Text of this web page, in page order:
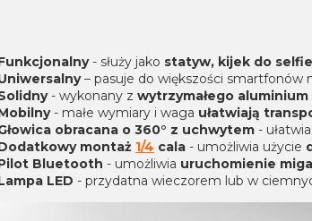
- służy jako statyw, kijek do
– pasuje do większości smartfonów
- wykonany z wytrzymałego
- małe wymiary i waga ułatwiają
obracana o 360° z uchwytem -
montaż 1/4 cala - umożliwia użycie
Bluetooth - umożliwia uruchomienie
LED - przydatna wieczorem lub w